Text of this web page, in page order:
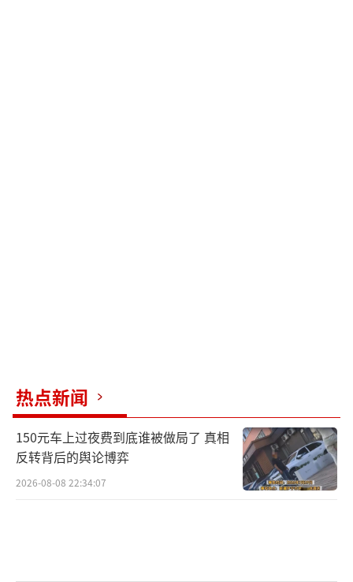
热点新闻
150元车上过夜费到底谁被做局了 真相
反转背后的舆论博弈
2026-08-08 22:34:07